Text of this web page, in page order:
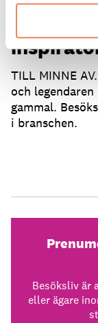
”En
TILL MINNE
och
gammal.
i branschen.
Besöksliv är
eller ägare